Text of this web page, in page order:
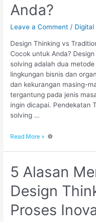
Anda?
Leave a Comment / Digital
Design Thinking vs
Cocok untuk Anda?
solving adalah dua
lingkungan bisnis dan
dan kekurangan masing-
tergantung pada jenis
ingin dicapai. Pendekatan
solving …
Read More »
5 Alasan
Design
Proses